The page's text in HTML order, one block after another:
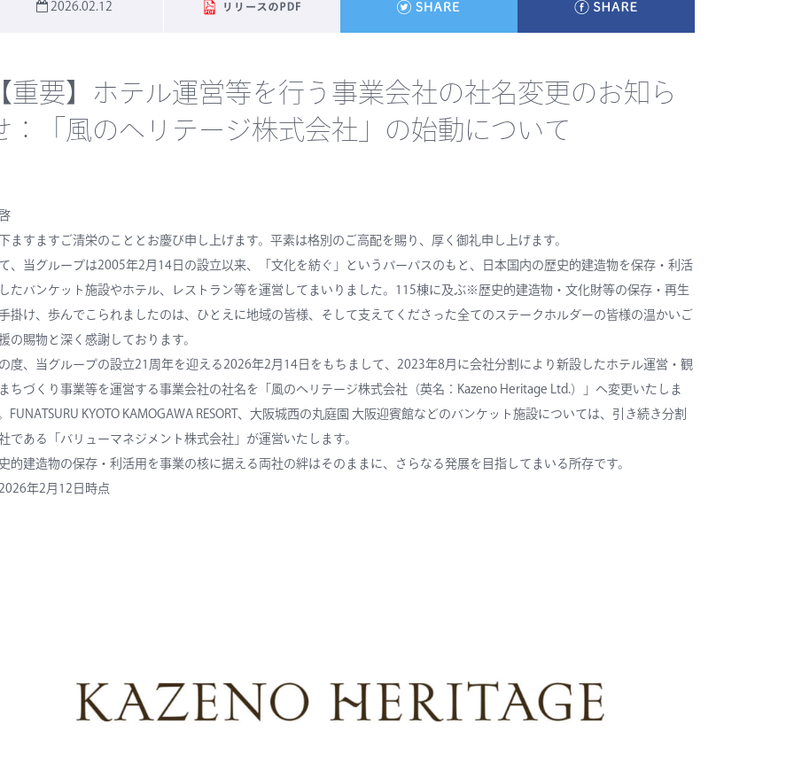
2026.02.12
【重要】ホテル運営等を行う事業会社の社名変更のお知ら
：「風のヘリテージ株式会社」の始動について
ますますご清栄のこととお慶び申し上げます。平素は格別のご高配を賜り、厚く御礼申し上げます。
、当グループは2005年2月14日の設立以来、「文化を紡ぐ」というパーパスのもと、日本国内の歴史的建造物を保存・利活
たバンケット施設やホテル、レストラン等を運営してまいりました。115棟に及ぶ※歴史的建造物・文化財等の保存・再生
掛け、歩んでこられましたのは、ひとえに地域の皆様、そして支えてくださった全てのステークホルダーの皆様の温かいご
の賜物と深く感謝しております。
度、当グループの設立21周年を迎える2026年2月14日をもちまして、 2023年8月に会社分割により新設したホテル運営・観
ちづくり事業等を運営する事業会社の社名を「 風のヘリテージ株式会社 （英名：Kazeno Heritage Ltd.）」へ変更いたしま
FUNATSURU KYOTO KAMOGAWA RESORT、大阪城西の丸庭園 大阪迎賓館などのバンケット施設については、引き続き分割
である「 バリューマネジメント株式会社 」が運営いたします。
的建造物の保存・利活用を事業の核に据える両社の絆はそのままに、さらなる発展を目指してまいる所存です。
年2月12日時点